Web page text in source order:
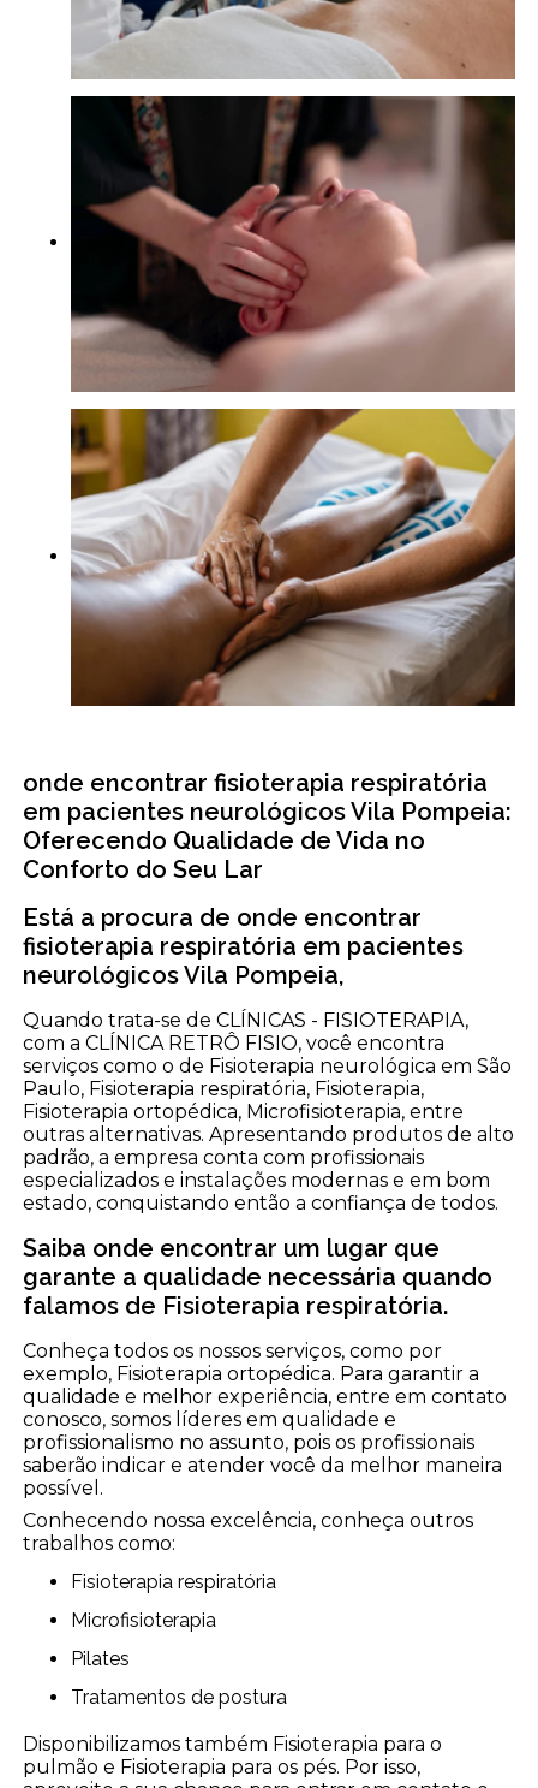
onde encontrar fisioterapia respiratória
em pacientes neurológicos Vila Pompeia:
Oferecendo Qualidade de Vida no
Conforto do Seu Lar
Está a procura de onde encontrar
fisioterapia respiratória em pacientes
neurológicos Vila Pompeia,
Quando trata-se de CLÍNICAS - FISIOTERAPIA,
com a CLÍNICA RETRÔ FISIO, você encontra
serviços como o de Fisioterapia neurológica em São
Paulo, Fisioterapia respiratória, Fisioterapia,
Fisioterapia ortopédica, Microfisioterapia, entre
outras alternativas. Apresentando produtos de alto
padrão, a empresa conta com profissionais
especializados e instalações modernas e em bom
estado, conquistando então a confiança de todos.
Saiba onde encontrar um lugar que
garante a qualidade necessária quando
falamos de Fisioterapia respiratória.
Conheça todos os nossos serviços, como por
exemplo, Fisioterapia ortopédica. Para garantir a
qualidade e melhor experiência, entre em contato
conosco, somos líderes em qualidade e
profissionalismo no assunto, pois os profissionais
saberão indicar e atender você da melhor maneira
possível.
Conhecendo nossa excelência, conheça outros
trabalhos como:
Fisioterapia respiratória
Microfisioterapia
Pilates
Tratamentos de postura
Disponibilizamos também Fisioterapia para o
pulmão e Fisioterapia para os pés. Por isso,